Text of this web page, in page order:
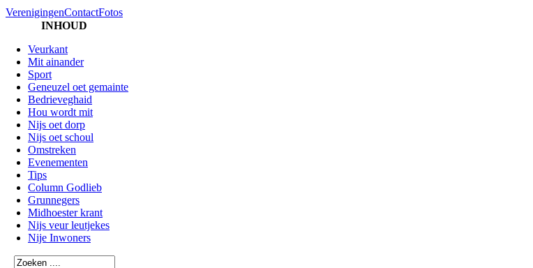
VerenigingenContactFotos
INHOUD
Veurkant
Mit ainander
Sport
Geneuzel oet gemainte
Bedrieveghaid
Hou wordt mit
Nijs oet dorp
Nijs oet schoul
Omstreken
Evenementen
Tips
Column Godlieb
Grunnegers
Midhoester krant
Nijs veur leutjekes
Nije Inwoners